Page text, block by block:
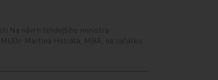
Na návrh tehdejšího ministra
Martina Holcáta, MBA, na začátku